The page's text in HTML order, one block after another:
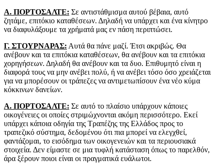
Α. ΠΟΡΤΟΣΑΛΤΕ: Σε αντιστάθμισμα αυτού βέβαια, αυτό
ζητάμε, επιτόκιο καταθέσεων. Δηλαδή να υπάρχει και ένα κίνητρο
να διαφυλάξουμε τα χρήματά μας εν πάση περιπτώσει.
Γ. ΣΤΟΥΡΝΑΡΑΣ: Αυτά θα πάνε μαζί. Έτσι ακριβώς. Θα
ανέβουν και τα επιτόκια καταθέσεων, θα ανέβουν και τα επιτόκια
χορηγήσεων. Δηλαδή θα ανέβουν και τα δυο. Επιθυμητό είναι η
διαφορά τους να μην ανέβει πολύ, ή να ανέβει τόσο όσο χρειάζεται
για να μπορέσουν οι τράπεζες να αντιμετωπίσουν ένα νέο κύμα
κόκκινων δανείων.
Α. ΠΟΡΤΟΣΑΛΤΕ: Σε αυτό το πλαίσιο υπάρχουν κάποιες
οικογένειες οι οποίες στριμώχνονται ακόμη περισσότερο. Εκεί
υπάρχει κάποια οδηγία της Τραπέζης της Ελλάδος προς το
τραπεζικό σύστημα, δεδομένου ότι πια μπορεί να ελεγχθεί,
φαντάζομαι, το εισόδημα των οικογενειών και τα περιουσιακά
στοιχεία. Δεν είμαστε σε μια τυφλή κατάσταση όπως το παρελθόν,
άρα ξέρουν ποιοι είναι οι πραγματικά ευάλωτοι.